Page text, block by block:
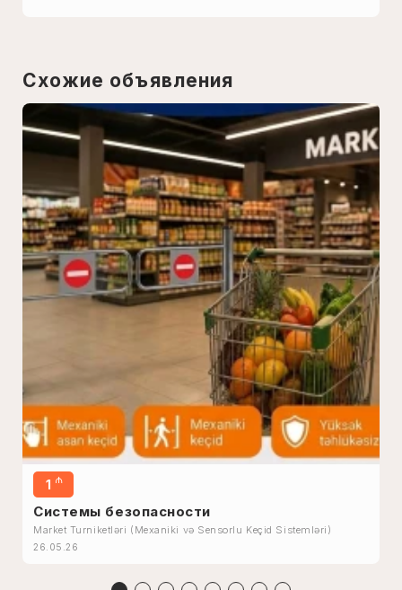
Схожие объявления
1 ₼
Системы безопасности
Market Turniketləri (Mexaniki və Sensorlu Keçid Sistemləri)
26.05.26